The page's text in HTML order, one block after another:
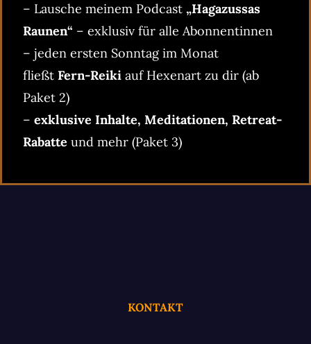
– Lausche meinem Podcast „Hagazussas
Raunen“ – exklusiv für alle Abonnentinnen
– jeden ersten Sonntag im Monat
fließt Fern-Reiki auf Hexenart zu dir (ab
Paket 2)
– exklusive Inhalte, Meditationen, Retreat-
Rabatte und mehr (Paket 3)
KONTAKT